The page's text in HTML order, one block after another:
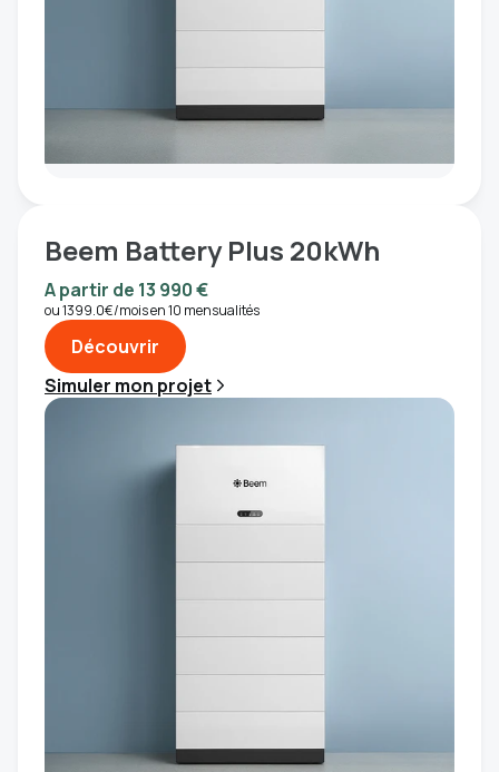
Beem Battery Plus 20kWh
A partir de 13 990 €
ou 1399.0€/mois en 10 mensualités
Découvrir
Simuler mon projet